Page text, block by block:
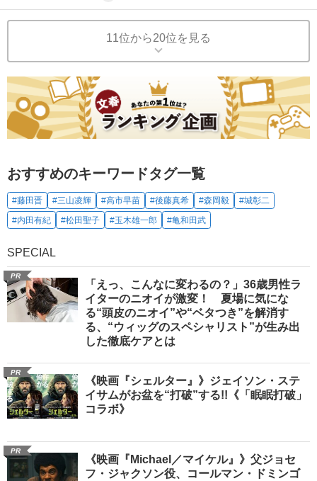
11位から20位を見る
おすすめのキーワードタグ一覧
#藤田晋 #三山凌輝 #高市早苗 #後藤真希 #森岡毅
#城彰二
#内田有紀
#松田聖子 #玉木雄一郎 #亀和田武
SPECIAL
PR
「えっ、こんなに変わるの？」36歳男性ラ
イターのニオイが激変！ 夏場に気にな
る“頭皮のニオイ”や“ベタつき”を解消す
る、“ウィッグのスペシャリスト”が生み出
した徹底ケアとは
PR
《映画『シェルター』》ジェイソン・ステ
イサムがお盆を“打破”する!!《「眠眠打破」
コラボ》
PR
《映画『Michael／マイケル』》父ジョセ
フ・ジャクソン役、コールマン・ドミンゴ